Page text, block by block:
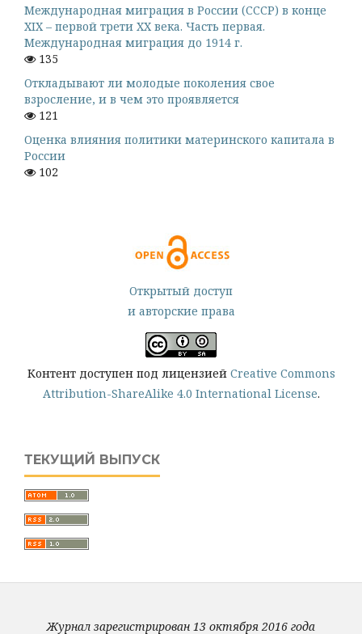
Международная миграция в России (СССР) в конце
XIX – первой трети XX века. Часть первая.
Международная миграция до 1914 г.
135
Откладывают ли молодые поколения свое
взросление, и в чем это проявляется
121
Оценка влияния политики материнского капитала в
России
102
Открытый доступ
и авторские права
Контент доступен под лицензией Creative Commons
Attribution-ShareAlike 4.0 International License.
ТЕКУЩИЙ ВЫПУСК
Журнал зарегистрирован 13 октября 2016 года